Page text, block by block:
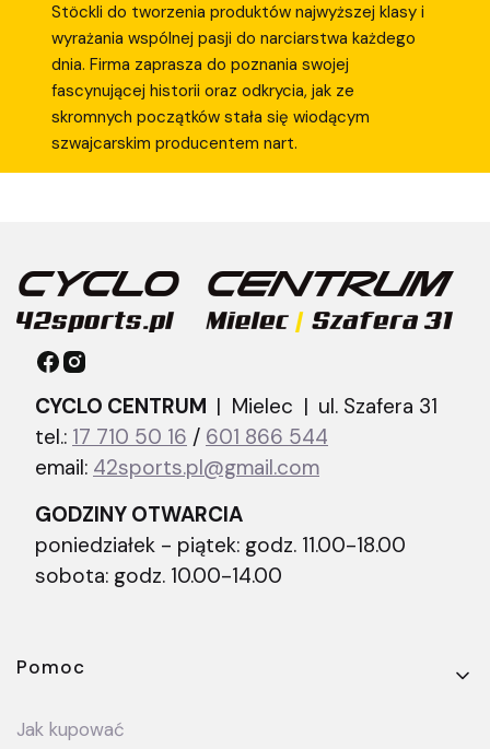
Stöckli do tworzenia produktów najwyższej klasy i
wyrażania wspólnej pasji do narciarstwa każdego
dnia. Firma zaprasza do poznania swojej
fascynującej historii oraz odkrycia, jak ze
skromnych początków stała się wiodącym
szwajcarskim producentem nart.
CYCLO CENTRUM | Mielec | ul. Szafera 31
tel.: 17 710 50 16 / 601 866 544
email: 42sports.pl@gmail.com
GODZINY OTWARCIA
poniedziałek - piątek: godz. 11.00-18.00
sobota: godz. 10.00-14.00
Linki w stopce
Pomoc
Jak kupować